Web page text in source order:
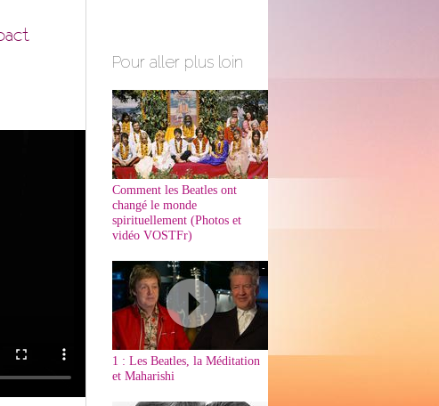
Pour aller plus loin
Comment les Beatles ont
changé le monde
spirituellement (Photos et
vidéo VOSTFr)
1 : Les Beatles, la Méditation
et Maharishi
-